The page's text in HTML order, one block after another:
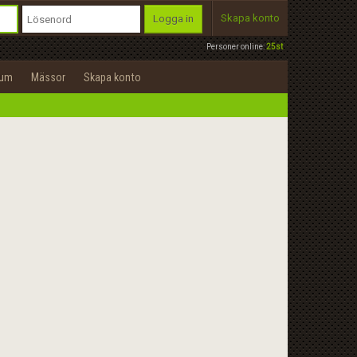
Personer online:25st
Logga in Skapa konto
Mässor Skapa konto